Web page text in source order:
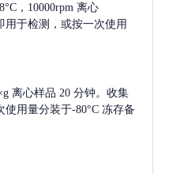
，10000rpm 离心
用于检测，或按一次使用
离心样品 20 分钟。收集
用量分装于-80°C 冻存备